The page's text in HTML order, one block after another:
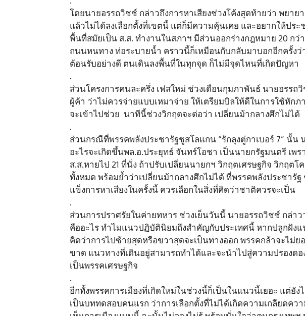
โดยนายอรรถวิชช์ กล่าวถึงการหาเสียงช่วงโค้งสุดท้ายว่า พยาย
แล้วไม่ได้ลงเลือกตั้งที่เขตนี้ แต่ก็มีความคุ้นเคย และอยากให้ปร
พื้นที่สมัยเป็น ส.ส. ทำงานในสภาฯ มีส่วนออกร่างกฎหมาย 20 ก
ถนนหนทาง ท่อระบายน้ำ คราวนี้ก็เหมือนกับกลับมาบอกอีกครั้งว่
ต้อนรับอย่างดี ตนเดินลงพื้นที่ในทุกจุด ก็ไม่มีจุดไหนที่เกิดปัญหา
.
ส่วนโครงการคนละครึ่ง เฟสใหม่ ช่วงเดือนกุมภาพันธ์ นายอรรถ
ผู้ค้า ว่าไม่ควรจ่ายแบบเหมาจ่าย ให้เตรียมบิลให้ดีในการใช้หัก
จะเข้าไปช่วย นาทีนี้ช่วงวิกฤตจะต่อว่า เปลี่ยนม้ากลางศึกไม่ได้
.
ส่วนกรณีที่พรรคพลังประชารัฐชูสโลแกน “รักลุงตู่กาเบอร์ 7” นั้
อะไรจะเกิดขึ้นพล.อ.ประยุทธ์ จันทร์โอชา เป็นนายกรัฐมนตรี เพ
ส.ส.หายไป 21 ที่นั่ง ถ้าปรับเปลี่ยนนายกฯ วิกฤตเศรษฐกิจ วิกฤตโ
ทั้งหมด พร้อมย้ำว่าเปลี่ยนม้ากลางศึกไม่ได้ ที่พรรคพลังประชารัฐ
แข็งการหาเสียงในครั้งนี้ ควรเลือกในสิ่งที่คิดว่าชาติควรจะเป็น
.
ส่วนการปราศรัยในค่ายทหาร ช่วงเย็นวันนี้ นายอรรถวิชช์ กล่า
คืออะไร ทำไมแนวปฏิบัตินิยมถึงสำคัญกับประเทศนี้ หากปลูกฝัง
คิดว่าการไปซ้ายสุดหรือขวาสุดจะเป็นทางออก พรรคกล้าจะไม่
ขาด แนวทางที่เดินอยู่สามารถทำได้และจะนำไปสู่ความปรองดอ
เป็นพรรคเศรษฐกิจ
.
อีกทั้งพรรคการเมืองที่เกิดใหม่ในช่วงนี้ก็เป็นในแนวนี้เยอะ แต่ยั
เป็นบททดสอบคนแรก ว่าการเลือกตั้งที่ไม่ได้เกิดความเกลียดคว